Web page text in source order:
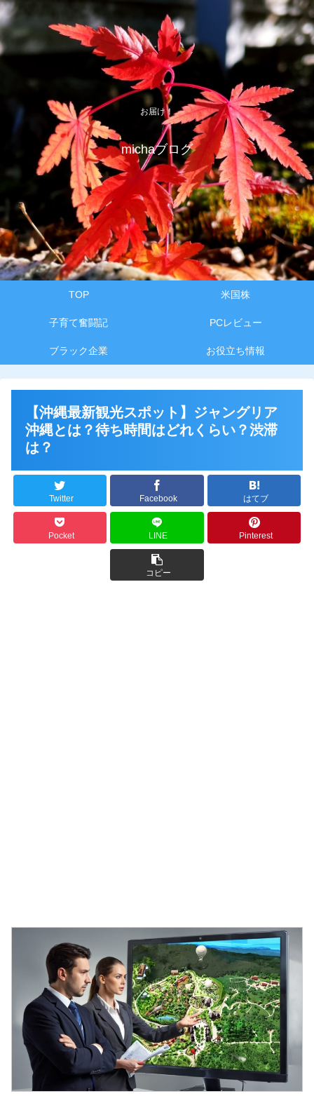
お届け！
michaブログ
TOP 米国株
子育て奮闘記 PCレビュー
ブラック企業 お役立ち情報
【沖縄最新観光スポット】ジャングリア
沖縄とは？待ち時間はどれくらい？渋滞
は？
Twitter Facebook はてブ
Pocket LINE Pinterest
コピー